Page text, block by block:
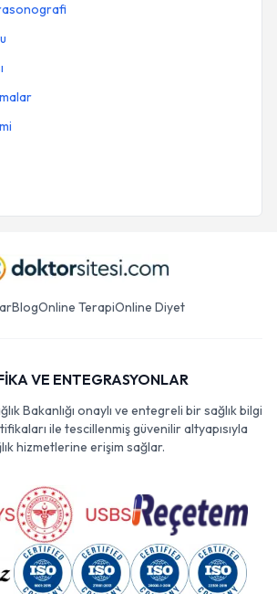
BlogOnline TerapiOnline Diyet
VE ENTEGRASYONLAR
Bakanlığı onaylı ve entegreli bir sağlık bilgi
ile tescillenmiş güvenilir altyapısıyla
hizmetlerine erişim sağlar.